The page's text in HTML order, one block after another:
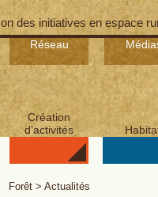
des initiatives en espace
Réseau
Création
d’activités
Forêt > Actualités